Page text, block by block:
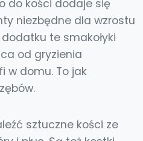
do kości dodaje się
niezbędne dla wzrostu
te smakołyki
od gryzienia
w domu. To jak
sztuczne kości ze